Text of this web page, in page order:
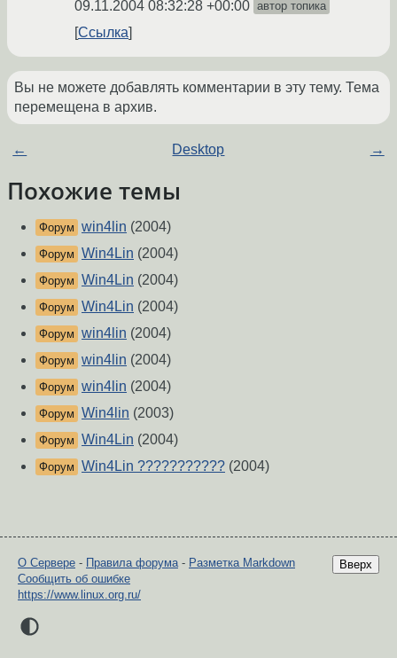
09.11.2004 08:32:28 +00:00 автор топика
Ссылка
Вы не можете добавлять комментарии в эту тему. Тема
перемещена в архив.
← Desktop →
Похожие темы
Форум win4lin (2004)
Форум Win4Lin (2004)
Форум Win4Lin (2004)
Форум Win4Lin (2004)
Форум win4lin (2004)
Форум win4lin (2004)
Форум win4lin (2004)
Форум Win4lin (2003)
Форум Win4Lin (2004)
Форум Win4Lin ??????????? (2004)
Вверх
О Сервере - Правила форума- Разметка Markdown
Сообщить об ошибке
https://www.linux.org.ru/